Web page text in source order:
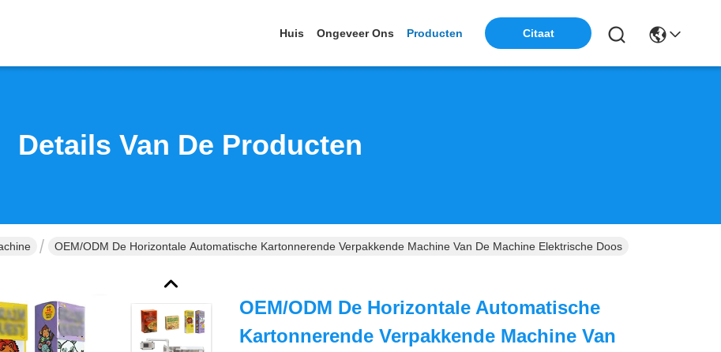
Huis Ongeveer Ons Producten Citaat
Details Van De Producten
OEM/ODM De Horizontale Automatische Kartonnerende Verpakkende Machine Van De Machine Elektrische Doos
OEM/ODM De Horizontale Automatische
Kartonnerende Verpakkende Machine Van